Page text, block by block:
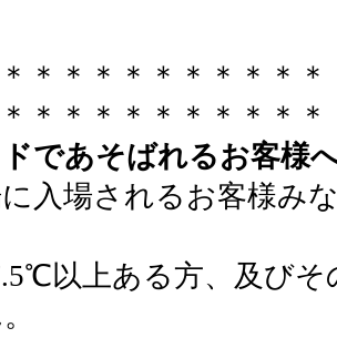
＊＊＊＊＊＊＊＊＊
＊＊＊＊＊＊＊＊＊＊
であそばれるお客様
に入場されるお客様み
以上ある方、及びそ